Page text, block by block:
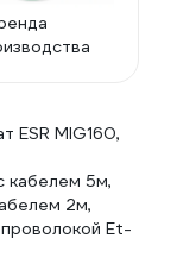
ESR MIG160,
кабелем 5м,
2м,
Et-